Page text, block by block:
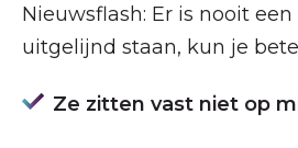
Nieuwsflash: Er is nooit
uitgelijnd staan, kun je
Ze zitten vast niet op